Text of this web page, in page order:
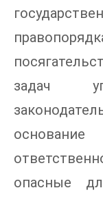
задач
опасные